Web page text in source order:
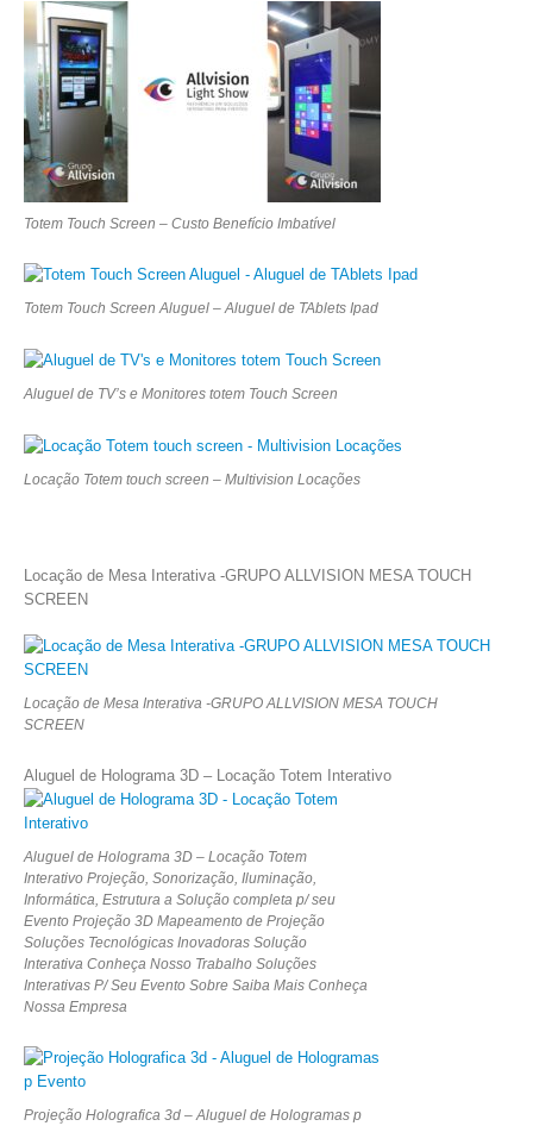
Totem Touch Screen – Custo Benefício Imbatível
Totem Touch Screen Aluguel – Aluguel de TAblets Ipad
Aluguel de TV’s e Monitores totem Touch Screen
Locação Totem touch screen – Multivision Locações
Locação de Mesa Interativa -GRUPO ALLVISION MESA TOUCH
SCREEN
Locação de Mesa Interativa -GRUPO ALLVISION MESA TOUCH
SCREEN
Aluguel de Holograma 3D – Locação Totem Interativo
Aluguel de Holograma 3D – Locação Totem
Interativo Projeção, Sonorização, Iluminação,
Informática, Estrutura a Solução completa p/ seu
Evento Projeção 3D Mapeamento de Projeção
Soluções Tecnológicas Inovadoras Solução
Interativa Conheça Nosso Trabalho Soluções
Interativas P/ Seu Evento Sobre Saiba Mais Conheça
Nossa Empresa
Projeção Holografica 3d – Aluguel de Hologramas p